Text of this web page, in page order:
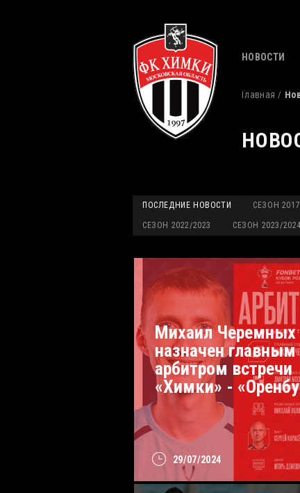
НОВОСТИ
Главная
ПОСЛЕДНИЕ НОВОСТИ СЕЗОН
СЕЗОН 2022/2023 СЕЗОН 2023/2024
29/07/2024
Михаил Черемных
назначен главным
арбитром встречи
«Химки» -